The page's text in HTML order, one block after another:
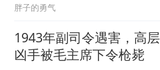
胖子的勇气
1943年副司令遇害，高层
凶手被毛主席下令枪毙